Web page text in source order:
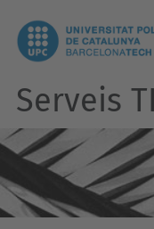
Serveis